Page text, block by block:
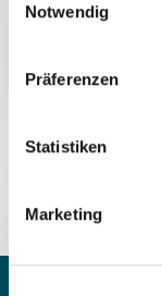
Notwendig
Präferenzen
Statistiken
Marketing